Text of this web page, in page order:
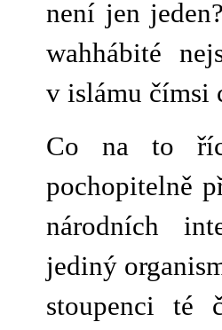
není jen
wahhábité
v islámu čímsi
Co na to
pochopitelně
národních
jediný
stoupenci té